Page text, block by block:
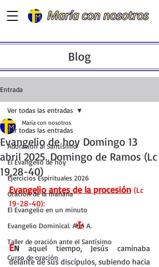
Blog
Entrada
Ver todas las entradas
Adoración al Santísimo
El Evangelio de hoy
Ejercicios Espirituales 2026
Oración de la mañana
El Evangelio en un minuto
Evangelio Dominical. Año A.
Taller de oración ante el Santísimo
Curso de oración
Ver todas las entradas
Evangelio de hoy Domingo 13
abril 2025. Domingo de Ramos (Lc
19,28-40)
María con nosotros
Evangelio antes de la procesión (Lc
19-28-40):
✠
EN aquel tiempo, Jesús caminaba
delante de sus discípulos, subiendo hacia